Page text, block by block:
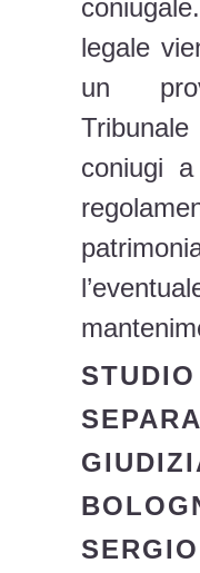
legale
un
coniugi